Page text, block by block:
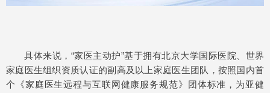
具体来说，“家医主动护”基于拥有北京大学国际医院、世界
家庭医生组织资质认证的副高及以上家庭医生团队，按照国内首
个《家庭医生远程与互联网健康服务规范》团体标准，为亚健